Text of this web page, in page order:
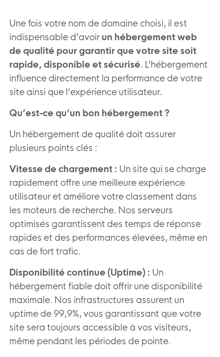
Une fois votre nom de domaine choisi, il est
indispensable d’avoir un hébergement web
de qualité pour garantir que votre site soit
rapide, disponible et sécurisé. L’hébergement
influence directement la performance de votre
site ainsi que l’expérience utilisateur.
Qu’est-ce qu’un bon hébergement ?
Un hébergement de qualité doit assurer
plusieurs points clés :
Vitesse de chargement : Un site qui se charge
rapidement offre une meilleure expérience
utilisateur et améliore votre classement dans
les moteurs de recherche. Nos serveurs
optimisés garantissent des temps de réponse
rapides et des performances élevées, même en
cas de fort trafic.
Disponibilité continue (Uptime) : Un
hébergement fiable doit offrir une disponibilité
maximale. Nos infrastructures assurent un
uptime de 99,9%, vous garantissant que votre
site sera toujours accessible à vos visiteurs,
même pendant les périodes de pointe.